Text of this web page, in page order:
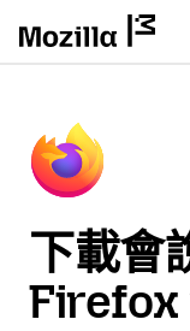
下載會
Firefox